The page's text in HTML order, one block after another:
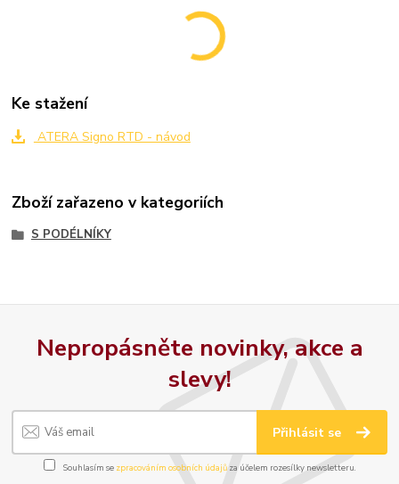
Ke stažení
ATERA Signo RTD - návod
Zboží zařazeno v kategoriích
S PODÉLNÍKY
Nepropásněte novinky, akce a
slevy!
Přihlásit se
Souhlasím se zpracováním osobních údajůza účelem rozesílky newsletteru.